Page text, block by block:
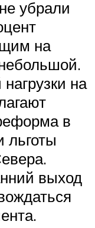
убрали
на
на
в
льготы
выход